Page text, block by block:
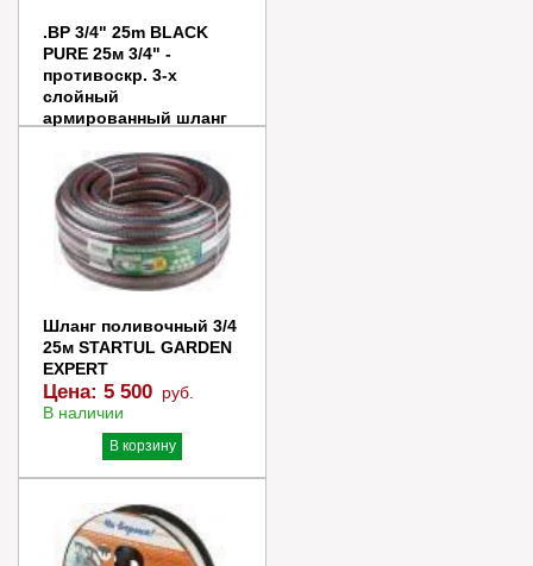
.BP 3/4" 25m BLACK
PURE 25м 3/4" -
противоскр. 3-х
слойный
армированный шланг
Цена:8 300 руб.
В наличии
В корзину
Купить в 1 клик
Шланг поливочный 3/4
25м STARTUL GARDEN
EXPERT
Цена: 5 500 руб.
В наличии
В корзину
Купить в 1 клик